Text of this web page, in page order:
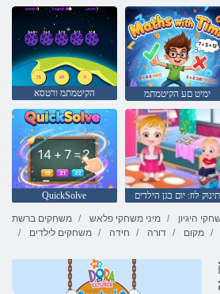
הקיטמתמ ורטסא ימיט םע הקיטמתמ
QuickSolve תינוק לוז: יום בגן הילדים
משחקים ברשת
מיני משחקי פלאש היגיון
משחקים לילדים
חידה דורה מקום